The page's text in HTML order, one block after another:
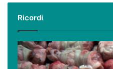
Ricordi
Ricordi:
le
ricette